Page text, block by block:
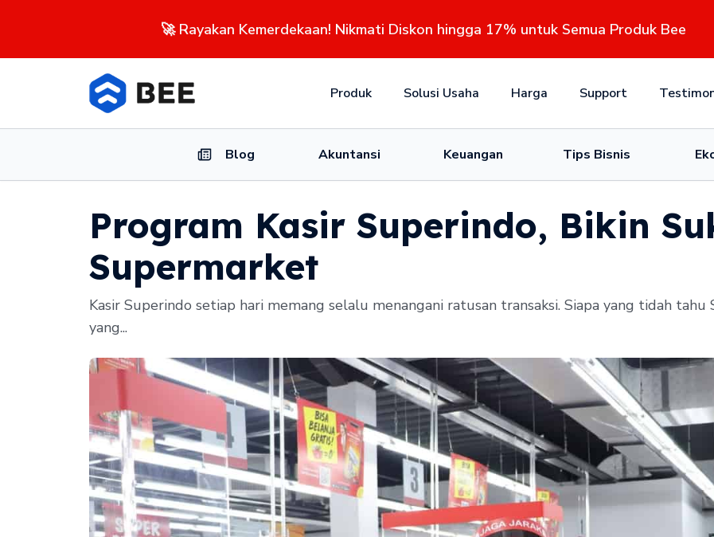
🚀 Rayakan Kemerdekaan! Nikmati Diskon hingga 17% untuk Semua Produk Bee
Produk Solusi Usaha Harga Support
Blog Akuntansi Keuangan Tips Bisnis
Program Kasir Superindo, Bikin
Supermarket
Kasir Superindo setiap hari memang selalu menangani ratusan transaksi. Siapa yang tidah
yang...